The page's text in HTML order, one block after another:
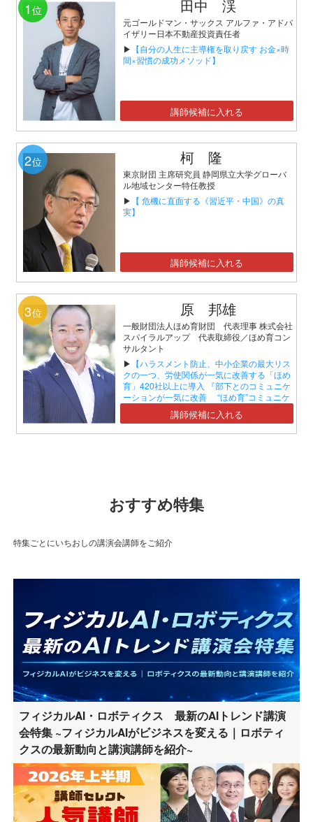
1 位 田中 渓
元ゴールドマン・サックス アルファ・アドバ
イザリー日本不動産投資責任者
▶ 【自分の人生に主導権を取り戻す お金×時
間×習慣の成功メソッド】
講師候補に入れる
2位 柯 隆
東京財団 主席研究員 静岡県立大学グローバ
ル地域センター特任教授
▶ 【 危機に直面する《習近平・中国》の真
実】
講師候補に入れる
3位 原 邦雄
一般財団法人ほめ育財団 代表理事 株式会社
スパイラルアップ 代表取締役／ほめ育コン
サルタント
▶ 【ハラスメント防止、中小企業の最大リス
クの一つ、労使関係が一気に改善する「ほめ
育」420社以上に導入 『部下とのコミュニケ
ーションが一気に改善 “ほめ育”コミュニケ
ーションセミナー』】講師候補に入れる
おすすめ特集
特集ごとにいちおしの講演会講師をご紹介
フィジカルAI・ロボティクス 最新のAIトレンド講演
会特集 ~フィジカルAIがビジネスを変える｜ロボティ
クスの最新動向と講演講師を紹介~